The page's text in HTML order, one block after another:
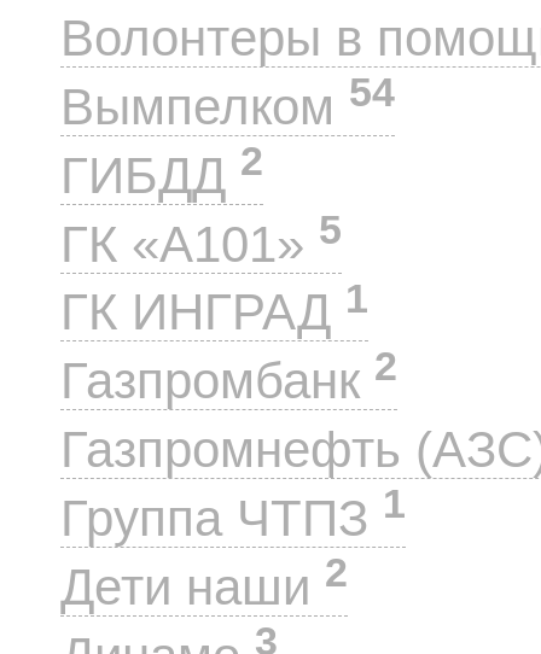
Волонтеры в
Вымпелком 54
ГИБДД 2
ГК «А101» 5
ГК ИНГРАД 1
Газпромбанк 2
Газпромнефть
Группа ЧТПЗ 1
Дети наши 2
3